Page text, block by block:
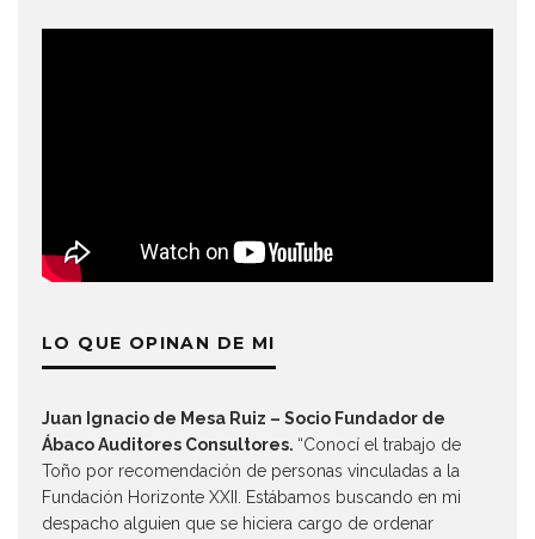
LO QUE OPINAN DE MI
Juan Ignacio de Mesa Ruiz – Socio Fundador de
Ábaco Auditores Consultores. “Conocí el trabajo de
Toño por recomendación de personas vinculadas a la
Fundación Horizonte XXII. Estábamos buscando en mi
despacho alguien que se hiciera cargo de ordenar